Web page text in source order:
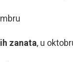
zanata, u